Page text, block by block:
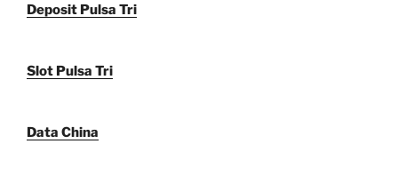
Deposit Pulsa Tri
Slot Pulsa Tri
Data China